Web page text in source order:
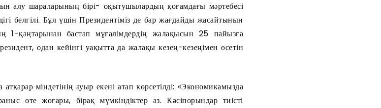
алу шараларының бірі- оқытушылардың қоғамдағы мәртебесі
белгілі. Бұл үшін Президентіміз де бар жағдайды жасайтынын
1-қаңтарынан бастап мұғалімдердің жалақысын 25 пайызға
одан кейінгі уақытта да жалақы кезең-кезеңімен өсетін
міндетінің ауыр екені атап көрсетілді: «Экономикамызда
өте жоғары, бірақ мүмкіндіктер аз. Кәсіпорындар тиісті